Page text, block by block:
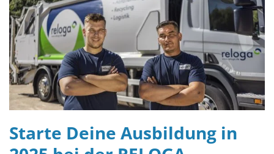
Starte Deine Ausbildung in